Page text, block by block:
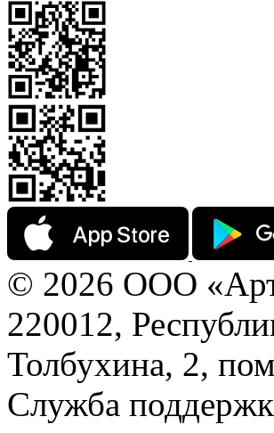
© 2026 ООО
220012,
Толбухина, 2,
Служба